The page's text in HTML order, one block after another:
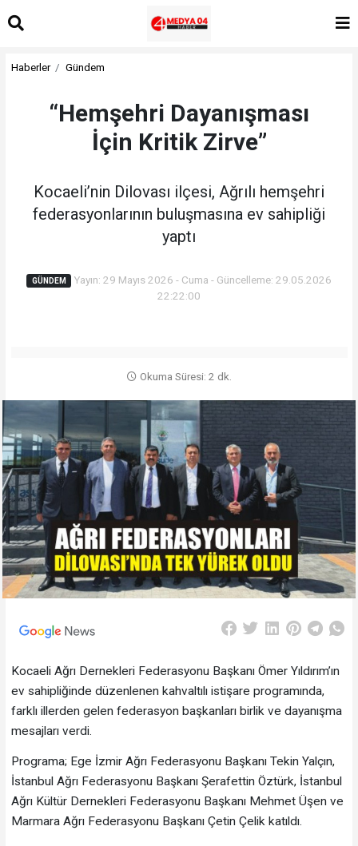
Haberler Gündem
“Hemşehri Dayanışması
İçin Kritik Zirve”
Kocaeli’nin Dilovası ilçesi, Ağrılı hemşehri
federasyonlarının buluşmasına ev sahipliği
yaptı
GÜNDEM
Yayın: 29 Mayıs 2026 - Cuma - Güncelleme: 29.05.2026
22:22:00
Okuma Süresi: 2 dk.
Kocaeli Ağrı Dernekleri Federasyonu Başkanı Ömer Yıldırım’ın
ev sahipliğinde düzenlenen kahvaltılı istişare programında,
farklı illerden gelen federasyon başkanları birlik ve dayanışma
mesajları verdi.
Programa; Ege İzmir Ağrı Federasyonu Başkanı Tekin Yalçın,
İstanbul Ağrı Federasyonu Başkanı Şerafettin Öztürk, İstanbul
Ağrı Kültür Dernekleri Federasyonu Başkanı Mehmet Üşen ve
Marmara Ağrı Federasyonu Başkanı Çetin Çelik katıldı.